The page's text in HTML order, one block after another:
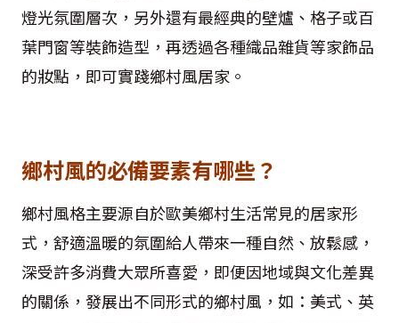
燈光氛圍層次，另外還有最經典的壁爐、格子或百
葉門窗等裝飾造型，再透過各種織品雜貨等家飾品
的妝點，即可實踐鄉村風居家。
鄉村風的必備要素有哪些？
鄉村風格主要源自於歐美鄉村生活常見的居家形
式，舒適溫暖的氛圍給人帶來一種自然、放鬆感，
深受許多消費大眾所喜愛，即便因地域與文化差異
的關係，發展出不同形式的鄉村風，如：美式、英